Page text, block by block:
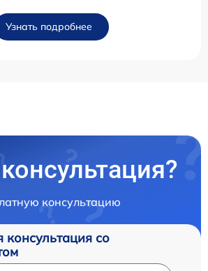
Узнать подробнее
консультацию
консультация со